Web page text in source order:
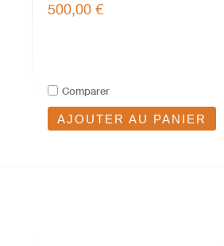
500,00 €
Comparer
AJOUTER AU PANIER